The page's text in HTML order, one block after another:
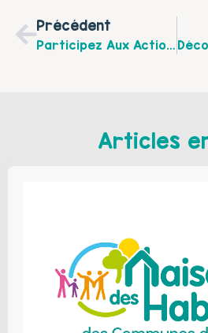
Précédent
Participez Aux Actions Proposées Par Le Centre Social Intercommunal De Desvres-Samer, Pour La Journée Internationale Des Droits Des Femmes
Articles